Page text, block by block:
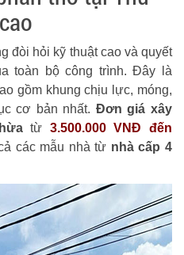
đòi hỏi kỹ thuật cao và quyết
toàn bộ công trình. Đây là
gồm khung chịu lực, móng,
cơ bản nhất. Đơn giá xây
từ 3.500.000 VNĐ đến
các mẫu nhà từ nhà cấp 4